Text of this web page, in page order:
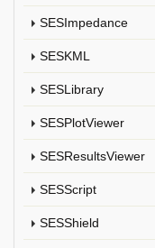
SESImpedance
SESKML
SESLibrary
SESPlotViewer
SESResultsViewer
SESScript
SESShield